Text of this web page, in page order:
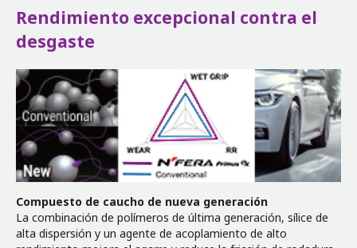
Rendimiento excepcional contra el
desgaste
Compuesto de caucho de nueva generación
La combinación de polímeros de última generación, sílice de
alta dispersión y un agente de acoplamiento de alto